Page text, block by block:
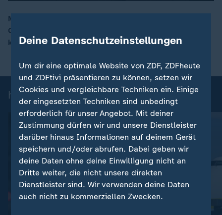
00:17
Mehrere europäische Länder schicken Soldaten nach
Grönland. Welche Aufgaben sie dort übernehmen
können, erklärt ZDF-Korrespondent Ulf Röller.
heute 19:00 Uhr: Einzelbeiträge
Deine Datenschutzeinstellungen
Um dir eine optimale Website von ZDF, ZDFheute
und ZDFtivi präsentieren zu können, setzen wir
Cookies und vergleichbare Techniken ein. Einige
der eingesetzten Techniken sind unbedingt
erforderlich für unser Angebot. Mit deiner
Zustimmung dürfen wir und unsere Dienstleister
darüber hinaus Informationen auf deinem Gerät
speichern und/oder abrufen. Dabei geben wir
deine Daten ohne deine Einwilligung nicht an
Dritte weiter, die nicht unsere direkten
Dienstleister sind. Wir verwenden deine Daten
auch nicht zu kommerziellen Zwecken.